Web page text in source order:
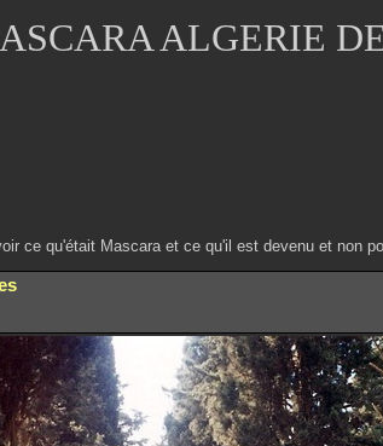
ALGERIE
ce qu'était Mascara et ce qu'il est devenu et non